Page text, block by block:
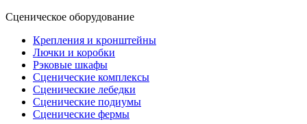
Сценическое оборудование
Крепления и кронштейны
Лючки и коробки
Рэковые шкафы
Сценические комплексы
Сценические лебедки
Сценические подиумы
Сценические фермы